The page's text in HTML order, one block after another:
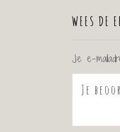
WEES DE
Je e-